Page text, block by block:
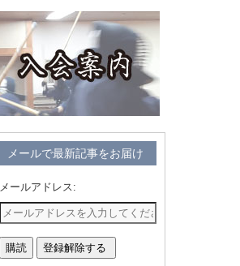
メールで最新記事をお届け
メールアドレス: